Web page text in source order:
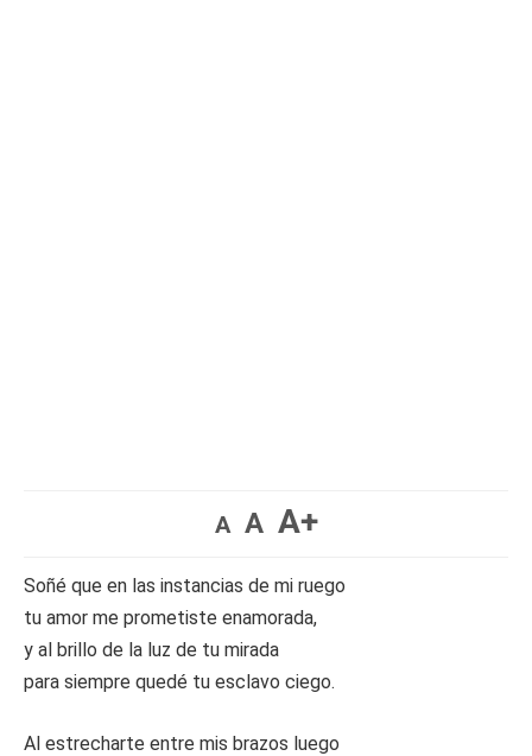
A A A+
Soñé que en las instancias de mi ruego
tu amor me prometiste enamorada,
y al brillo de la luz de tu mirada
para siempre quedé tu esclavo ciego.
Al estrecharte entre mis brazos luego